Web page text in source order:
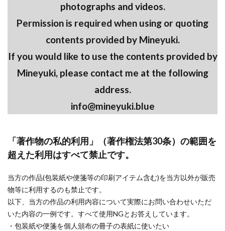
photographs and videos.
Permission is required when using or quoting
contents provided by Mineyuki.
If you would like to use the contents provided by
Mineyuki, please contact me at the following
address.
info@mineyuki.blue
「著作物の私的利用」（著作権法第30条）の範囲を
超えた利用はすべて禁止です。
当方の作品(包装紙や便箋等の印刷アイテム含む)を当方以外が販売
物等に利用するのも禁止です。
以下、当方の作品の利用内容について実際にお問い合わせいただ
いた内容の一例です。すべて使用NGとお答えしています。
・包装紙や便箋を個人頒布の冊子の表紙に使いたい